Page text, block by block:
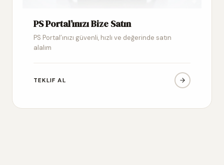
PS Portal’ınızı Bize Satın
PS Portal’ınızı güvenli, hızlı ve değerinde satın
alalım
TEKLIF AL